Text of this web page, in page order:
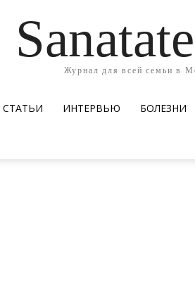
Журнал для всей семьи в
СТАТЬИ ИНТЕРВЬЮ БОЛЕЗНИ